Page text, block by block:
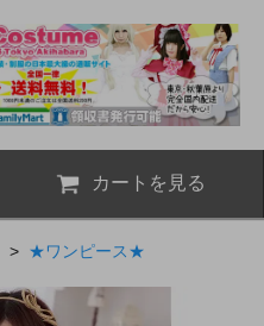
カートを見る
> ★ワンピース★